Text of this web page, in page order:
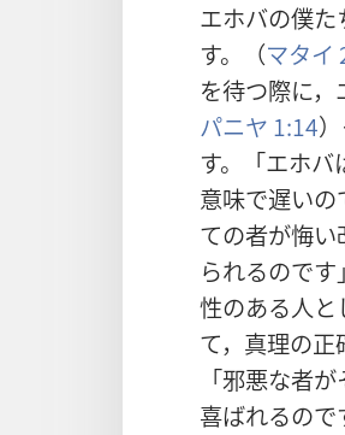
エホバの僕
す。（マタイ
を待つ際に
パニヤ 1:14
す。「エホ
意味で遅い
ての者が悔
られるのです
性のある人と
て，真理の
「邪悪な者
喜ばれるの